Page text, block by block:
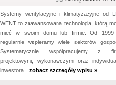
Systemy wentylacyjne i klimatyzacyjne od
WENT to zaawansowana technologia, którą
mieć w swoim domu lub firmie. Od 1999
regularnie wspieramy wiele sektorów
Systematycznie współpracujemy z
projektowymi, wykonawczymi oraz
inwestora... zobacz szczegóły wpisu »